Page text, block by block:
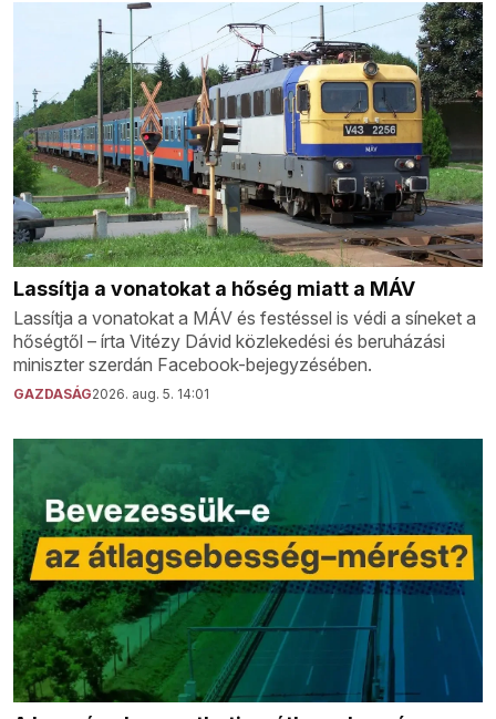
Lassítja a vonatokat a hőség miatt a MÁV
Lassítja a vonatokat a MÁV és festéssel is védi a síneket a
hőségtől – írta Vitézy Dávid közlekedési és beruházási
miniszter szerdán Facebook-bejegyzésében.
GAZDASÁG2026. aug. 5. 14:01